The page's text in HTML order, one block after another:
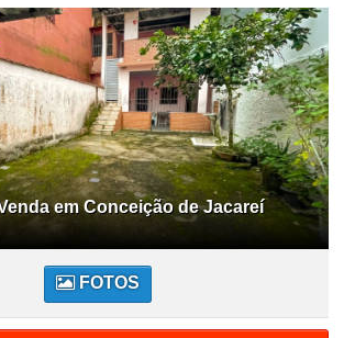
em Conceição de Jacareí
FOTOS